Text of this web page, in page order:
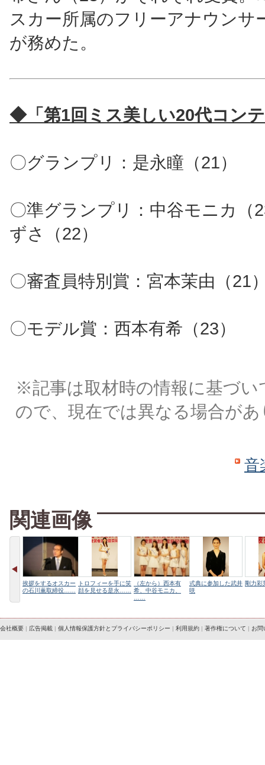
スカー所属のフリーアナウンサ
が務めた。
◆「第1回ミス美しい20代コン
〇グランプリ：是永瞳（21）
〇準グランプリ：中谷モニカ（
ずさ（22）
〇審査員特別賞：宮本茉由（21
〇モデル賞：西本有希（23）
※記事は取材時の情報に基づい
ので、現在では異なる場合が
音
関連画像
挨拶をするオスカー
の石川薫取締役……
トロフィーを手に笑
顔を見せる是永……
（左から）西本有
希、中谷モニカ、
式典に参加した武井
咲
剛力彩
会社概要 | 広告掲載 | 個人情報保護方針とプライバシーポリシー | 利用規約 | 著作権について | お問